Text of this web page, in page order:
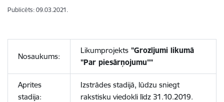
Publicēts: 09.03.2021.
Nosaukums:
Likumprojekts "Grozījumi likumā
"Par piesārņojumu""
Aprites
stadija:
Izstrādes stadijā, lūdzu sniegt
rakstisku viedokli līdz 31.10.2019.